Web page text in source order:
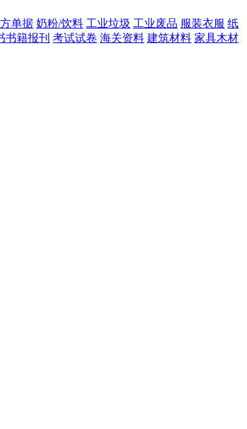
单据 奶粉/饮料 工业垃圾 工业废品 服装衣服 纸
书籍报刊 考试试卷 海关资料 建筑材料 家具木材